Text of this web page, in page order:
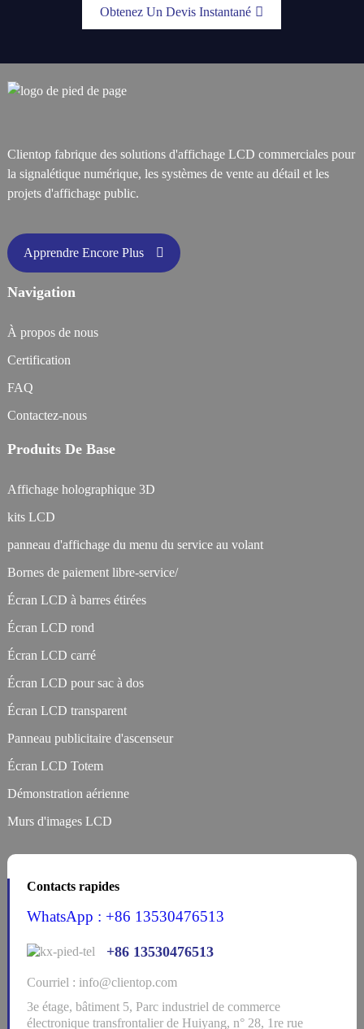
Obtenez Un Devis Instantané
Clientop fabrique des solutions d'affichage LCD commerciales pour
la signalétique numérique, les systèmes de vente au détail et les
projets d'affichage public.
Apprendre Encore Plus
Navigation
À propos de nous
Certification
FAQ
Contactez-nous
Produits De Base
Affichage holographique 3D
kits LCD
panneau d'affichage du menu du service au volant
Bornes de paiement libre-service/
Écran LCD à barres étirées
Écran LCD rond
Écran LCD carré
Écran LCD pour sac à dos
Écran LCD transparent
Panneau publicitaire d'ascenseur
Écran LCD Totem
Démonstration aérienne
Murs d'images LCD
Contacts rapides
WhatsApp : +86 13530476513
+86 13530476513
Courriel : info@clientop.com
3e étage, bâtiment 5, Parc industriel de commerce
électronique transfrontalier de Huiyang, n° 28, 1re rue